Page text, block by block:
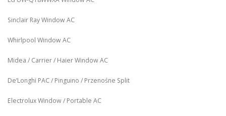
Sinclair Ray Window AC
Whirlpool Window AC
Midea / Carrier / Haier Window AC
De’Longhi PAC / Pinguino / Przenośne Split
Electrolux Window / Portable AC